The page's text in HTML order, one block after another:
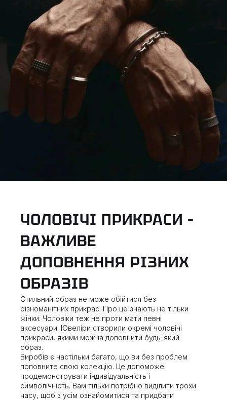
ЧОЛОВІЧІ ПРИКРАСИ –
ВАЖЛИВЕ
ДОПОВНЕННЯ РІЗНИХ
ОБРАЗІВ
Стильний образ не може обійтися без
різноманітних прикрас. Про це знають не тільки
жінки. Чоловіки теж не проти мати певні
аксесуари. Ювеліри створили окремі чоловічі
прикраси, якими можна доповнити будь-який
образ.
Виробів є настільки багато, що ви без проблем
поповните свою колекцію. Це допоможе
продемонструвати індивідуальність і
символічність. Вам тільки потрібно виділити трохи
часу, щоб з усім ознайомитися та придбати